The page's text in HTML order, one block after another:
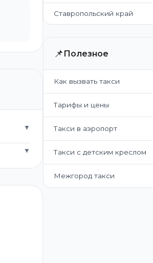
▼
▼
Ставропольский край
📌 Полезное
Как вызвать такси
Тарифы и цены
Такси в аэропорт
Такси с детским креслом
Межгород такси